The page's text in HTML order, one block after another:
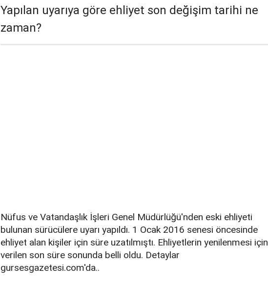
Yapılan uyarıya göre ehliyet son değişim tarihi ne
zaman?
Nüfus ve Vatandaşlık İşleri Genel Müdürlüğü'nden eski ehliyeti
bulunan sürücülere uyarı yapıldı. 1 Ocak 2016 senesi öncesinde
ehliyet alan kişiler için süre uzatılmıştı. Ehliyetlerin yenilenmesi için
verilen son süre sonunda belli oldu. Detaylar
gursesgazetesi.com'da..